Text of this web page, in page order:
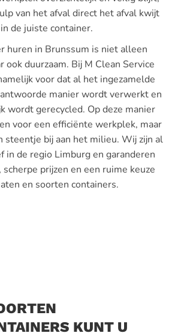
van het afval direct het afval kwijt
in de juiste container.
huren in Brunssum is niet alleen
ook duurzaam. Bij M Clean Service
voor dat al het ingezamelde
manier wordt verwerkt en
wordt gerecycled. Op deze manier
voor een efficiënte werkplek, maar
steentje bij aan het milieu. Wij zijn al
in de regio Limburg en garanderen
prijzen en een ruime keuze
en soorten containers.
KUNT U